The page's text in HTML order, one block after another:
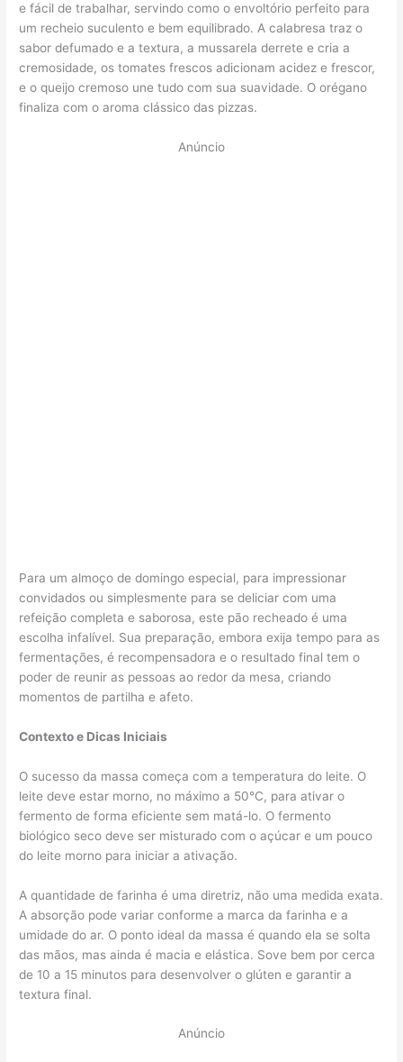
e fácil de trabalhar, servindo como o envoltório perfeito para
um recheio suculento e bem equilibrado. A calabresa traz o
sabor defumado e a textura, a mussarela derrete e cria a
cremosidade, os tomates frescos adicionam acidez e frescor,
e o queijo cremoso une tudo com sua suavidade. O orégano
finaliza com o aroma clássico das pizzas.
Anúncio
Para um almoço de domingo especial, para impressionar
convidados ou simplesmente para se deliciar com uma
refeição completa e saborosa, este pão recheado é uma
escolha infalível. Sua preparação, embora exija tempo para as
fermentações, é recompensadora e o resultado final tem o
poder de reunir as pessoas ao redor da mesa, criando
momentos de partilha e afeto.
Contexto e Dicas Iniciais
O sucesso da massa começa com a temperatura do leite. O
leite deve estar morno, no máximo a 50°C, para ativar o
fermento de forma eficiente sem matá-lo. O fermento
biológico seco deve ser misturado com o açúcar e um pouco
do leite morno para iniciar a ativação.
A quantidade de farinha é uma diretriz, não uma medida exata.
A absorção pode variar conforme a marca da farinha e a
umidade do ar. O ponto ideal da massa é quando ela se solta
das mãos, mas ainda é macia e elástica. Sove bem por cerca
de 10 a 15 minutos para desenvolver o glúten e garantir a
textura final.
Anúncio